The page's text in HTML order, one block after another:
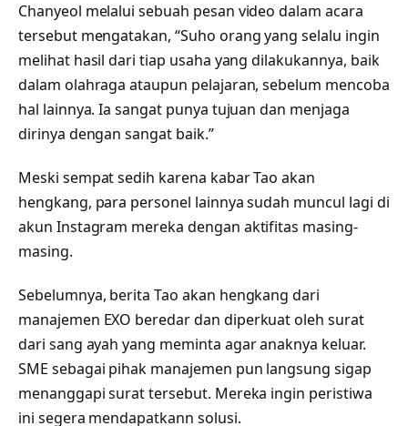
Chanyeol melalui sebuah pesan video dalam acara
tersebut mengatakan, “Suho orang yang selalu ingin
melihat hasil dari tiap usaha yang dilakukannya, baik
dalam olahraga ataupun pelajaran, sebelum mencoba
hal lainnya. Ia sangat punya tujuan dan menjaga
dirinya dengan sangat baik.”
Meski sempat sedih karena kabar Tao akan
hengkang, para personel lainnya sudah muncul lagi di
akun Instagram mereka dengan aktifitas masing-
masing.
Sebelumnya, berita Tao akan hengkang dari
manajemen EXO beredar dan diperkuat oleh surat
dari sang ayah yang meminta agar anaknya keluar.
SME sebagai pihak manajemen pun langsung sigap
menanggapi surat tersebut. Mereka ingin peristiwa
ini segera mendapatkann solusi.